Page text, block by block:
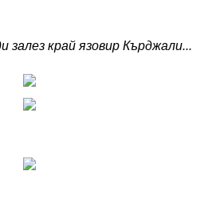
залез край язовир Кърджали...